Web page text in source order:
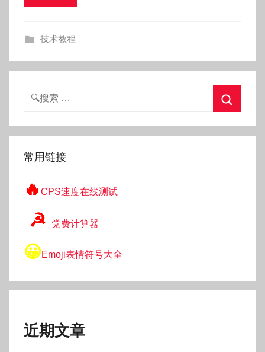
o
技术教程
搜
索
常用链接
🔥 CPS速度在线测试
☭ 党费计算器
😀Emoji表情符号大全
近期文章